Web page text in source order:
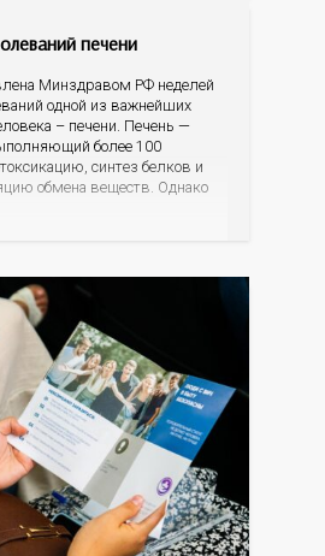
печени
Минздравом РФ неделей
одной из важнейших
– печени. Печень —
более 100
синтез белков и
обмена веществ. Однако